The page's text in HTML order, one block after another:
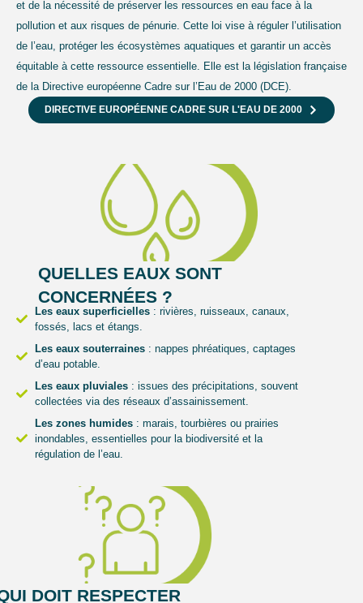
et de la nécessité de préserver les ressources en eau face à la
pollution et aux risques de pénurie. Cette loi vise à réguler l’utilisation
de l’eau, protéger les écosystèmes aquatiques et garantir un accès
équitable à cette ressource essentielle. Elle est la législation française
de la Directive européenne Cadre sur l’Eau de 2000 (DCE).
DIRECTIVE EUROPÉENNE CADRE SUR L'EAU DE 2000
QUELLES EAUX SONT
CONCERNÉES ?
Les eaux superficielles: rivières, ruisseaux, canaux,
fossés, lacs et étangs.
Les eaux souterraines: nappes phréatiques, captages
d’eau potable.
Les eaux pluviales: issues des précipitations, souvent
collectées via des réseaux d’assainissement.
Les zones humides : marais, tourbières ou prairies
inondables, essentielles pour la biodiversité et la
régulation de l’eau.
DOIT RESPECTER